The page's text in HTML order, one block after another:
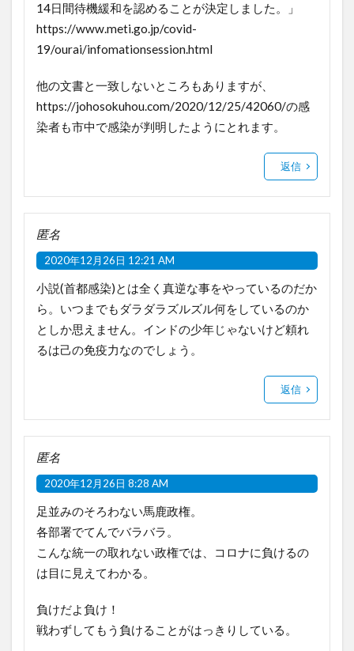
14日間待機緩和を認めることが決定しました。」
https://www.meti.go.jp/covid-
19/ourai/infomationsession.html
他の文書と一致しないところもありますが、
https://johosokuhou.com/2020/12/25/42060/の感
染者も市中で感染が判明したようにとれます。
返信
匿名
2020年12月26日 12:21 AM
小説(首都感染)とは全く真逆な事をやっているのだか
ら。いつまでもダラダラズルズル何をしているのか
としか思えません。インドの少年じゃないけど頼れ
るは己の免疫力なのでしょう。
返信
匿名
2020年12月26日 8:28 AM
足並みのそろわない馬鹿政権。
各部署でてんでバラバラ。
こんな統一の取れない政権では、コロナに負けるの
は目に見えてわかる。
負けだよ負け！
戦わずしてもう負けることがはっきりしている。